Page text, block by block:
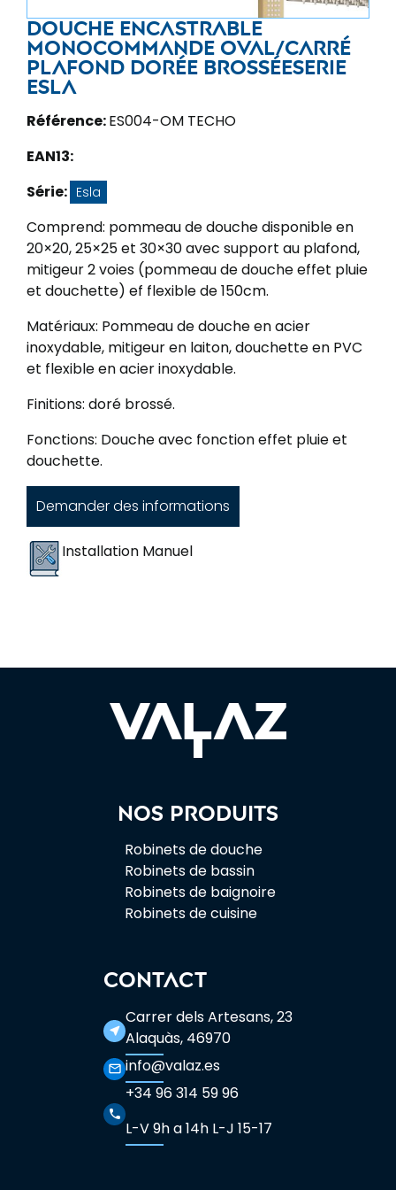
Douche encastrable
monocommande oval/carré
plafond dorée brosséeserie
Esla
Référence:ES004-OM TECHO
EAN13:
Série: Esla
Comprend: pommeau de douche disponible en
20×20, 25×25 et 30×30 avec support au plafond,
mitigeur 2 voies (pommeau de douche effet pluie
et douchette) ef flexible de 150cm.
Matériaux: Pommeau de douche en acier
inoxydable, mitigeur en laiton, douchette en PVC
et flexible en acier inoxydable.
Finitions: doré brossé.
Fonctions: Douche avec fonction effet pluie et
douchette.
Demander des informations
Installation Manuel
Nos produits
Robinets de douche
Robinets de bassin
Robinets de baignoire
Robinets de cuisine
CONTACT
near_me
Carrer dels Artesans, 23
Alaquàs, 46970
mail_outline info@valaz.es
phone
+34 96 314 59 96
L-V 9h a 14h L-J 15-17